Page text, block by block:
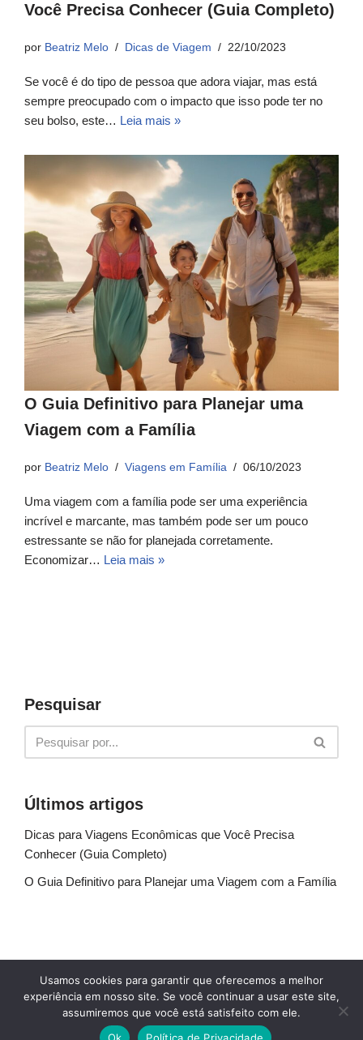
Você Precisa Conhecer (Guia Completo)
por Beatriz Melo Dicas de Viagem 22/10/2023
Se você é do tipo de pessoa que adora viajar, mas está
sempre preocupado com o impacto que isso pode ter no
seu bolso, este… Leia mais »
O Guia Definitivo para Planejar uma
Viagem com a Família
por Beatriz Melo Viagens em Família 06/10/2023
Uma viagem com a família pode ser uma experiência
incrível e marcante, mas também pode ser um pouco
estressante se não for planejada corretamente.
Economizar… Leia mais »
Pesquisar
Últimos artigos
Dicas para Viagens Econômicas que Você Precisa
Conhecer (Guia Completo)
O Guia Definitivo para Planejar uma Viagem com a Família
Sobre Nós Fale conosco
Política de Privacidade
Termos de uso
Glossário Blog
© Explore Destinos - TODOS OS DIREITOS
Usamos cookies para garantir que oferecemos a melhor
experiência em nosso site. Se você continuar a usar este site,
assumiremos que você está satisfeito com ele.
Ok
Política de Privacidade